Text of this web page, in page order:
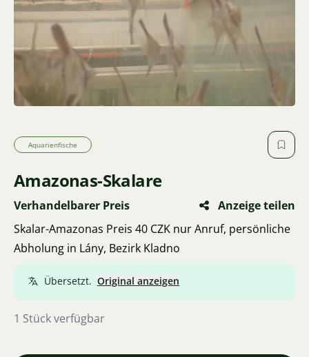
Aquarienfische
Amazonas-Skalare
Verhandelbarer Preis
Anzeige teilen
Skalar-Amazonas Preis 40 CZK nur Anruf, persönliche
Abholung in Lány, Bezirk Kladno
Übersetzt. Original anzeigen
1 Stück verfügbar